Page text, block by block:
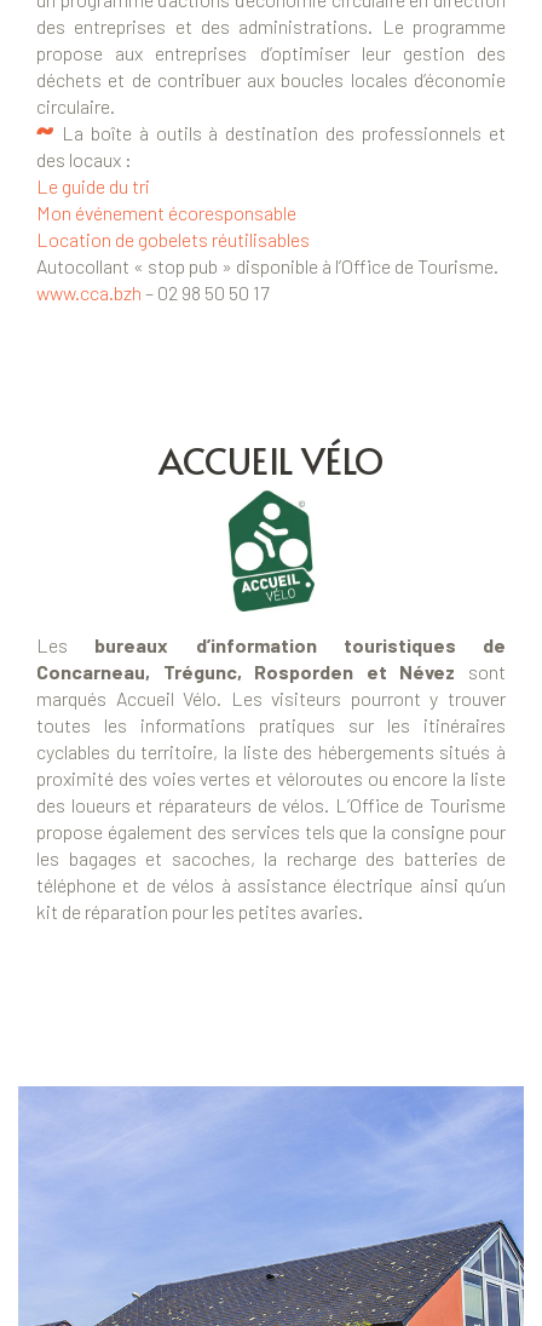
des entreprises et des administrations. Le programme
propose aux entreprises d’optimiser leur gestion des
déchets et de contribuer aux boucles locales d’économie
circulaire.
La boîte à outils à destination des professionnels et
des locaux :
Le guide du tri
Mon événement écoresponsable
Location de gobelets réutilisables
Autocollant « stop pub » disponible à l’Office de Tourisme.
www.cca.bzh – 02 98 50 50 17
ACCUEIL VÉLO
Les bureaux d’information touristiques de
Concarneau, Trégunc, Rosporden et Névez sont
marqués Accueil Vélo. Les visiteurs pourront y trouver
toutes les informations pratiques sur les itinéraires
cyclables du territoire, la liste des hébergements situés à
proximité des voies vertes et véloroutes ou encore la liste
des loueurs et réparateurs de vélos. L’Office de Tourisme
propose également des services tels que la consigne pour
les bagages et sacoches, la recharge des batteries de
téléphone et de vélos à assistance électrique ainsi qu’un
kit de réparation pour les petites avaries.